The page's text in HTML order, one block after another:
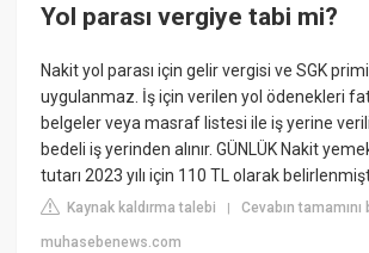
Yol parası vergiye tabi mi?
Nakit yol parası için gelir vergisi ve SGK
uygulanmaz. İş için verilen yol ödenekleri
belgeler veya masraf listesi ile iş yerine
bedeli iş yerinden alınır. GÜNLÜK Nakit
tutarı 2023 yılı için 110 TL olarak
Kaynak kaldırma talebi |Cevabın
muhasebenews.com